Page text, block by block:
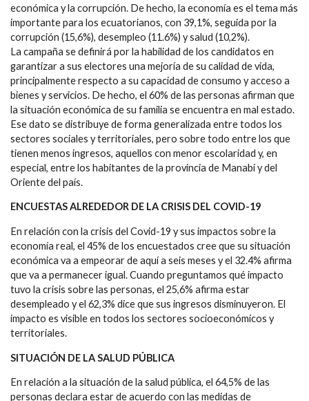
económica y la corrupción. De hecho, la economía es el tema más
importante para los ecuatorianos, con 39,1%, seguida por la
corrupción (15,6%), desempleo (11.6%) y salud (10,2%).
La campaña se definirá por la habilidad de los candidatos en
garantizar a sus electores una mejoría de su calidad de vida,
principalmente respecto a su capacidad de consumo y acceso a
bienes y servicios. De hecho, el 60% de las personas afirman que
la situación económica de su familia se encuentra en mal estado.
Ese dato se distribuye de forma generalizada entre todos los
sectores sociales y territoriales, pero sobre todo entre los que
tienen menos ingresos, aquellos con menor escolaridad y, en
especial, entre los habitantes de la provincia de Manabí y del
Oriente del país.
ENCUESTAS ALREDEDOR DE LA CRISIS DEL COVID-19
En relación con la crisis del Covid-19 y sus impactos sobre la
economía real, el 45% de los encuestados cree que su situación
económica va a empeorar de aquí a seis meses y el 32.4% afirma
que va a permanecer igual. Cuando preguntamos qué impacto
tuvo la crisis sobre las personas, el 25,6% afirma estar
desempleado y el 62,3% dice que sus ingresos disminuyeron. El
impacto es visible en todos los sectores socioeconómicos y
territoriales.
SITUACIÓN DE LA SALUD PÚBLICA
En relación a la situación de la salud pública, el 64,5% de las
personas declara estar de acuerdo con las medidas de